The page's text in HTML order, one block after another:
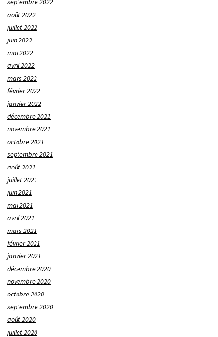
septembre 2022
août 2022
juillet 2022
juin 2022
mai 2022
avril 2022
mars 2022
février 2022
janvier 2022
décembre 2021
novembre 2021
octobre 2021
septembre 2021
août 2021
juillet 2021
juin 2021
mai 2021
avril 2021
mars 2021
février 2021
janvier 2021
décembre 2020
novembre 2020
octobre 2020
septembre 2020
août 2020
juillet 2020